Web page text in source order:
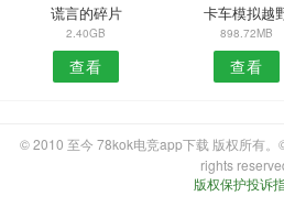
谎言的碎片
2.40GB
查看
卡车模拟越
898.72MB
查看
© 2010 至今 78kok电竞app下载 版权所有
rights
版权保护投诉